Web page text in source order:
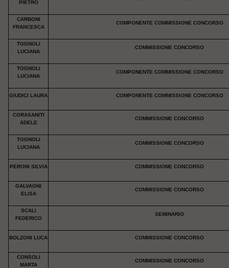
PIETRO
CARBONI
FRANCESCA
COMPONENTE COMMISSIONE CONCORSO
TOGNOLI
LUCIANA
COMMISSIONE CONCORSO
TOGNOLI
LUCIANA
COMPONENTE COMMISSIONE CONCORSO
GIUDICI LAURA COMPONENTE COMMISSIONE CONCORSO
CORASANITI
ADELE
COMMISSIONE CONCORSO
TOGNOLI
LUCIANA
COMMISSIONE CONCORSO
PERONI SILVIA COMMISSIONE CONCORSO
GALVAGNI
ELISA
COMMISSIONE CONCORSO
SCALI
FEDERICO
SEMINARIO
BOLZONI LUCA COMMISSIONE CONCORSO
CONSOLI
MARTA
COMMISSIONE CONCORSO